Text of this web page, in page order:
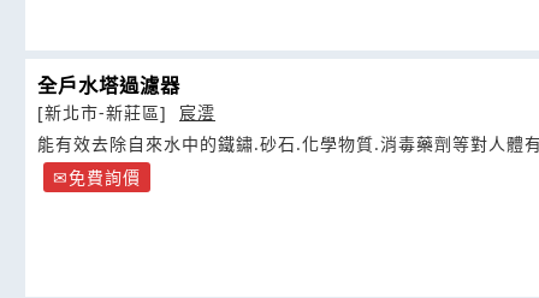
全戶水塔過濾器
[新北市-新莊區]
宸澐
能有效去除自來水中的鐵鏽.砂石.化學物質.消毒藥劑等對人體
免費詢價